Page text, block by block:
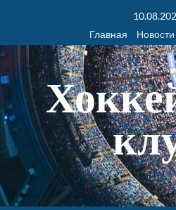
Главная
Новости